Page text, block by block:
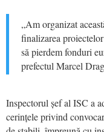
„Am organizat
finalizarea
să pierdem fonduri
prefectul Marcel
Inspectorul șef al ISC a
cerințele privind